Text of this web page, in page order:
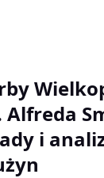
Alfreda
i